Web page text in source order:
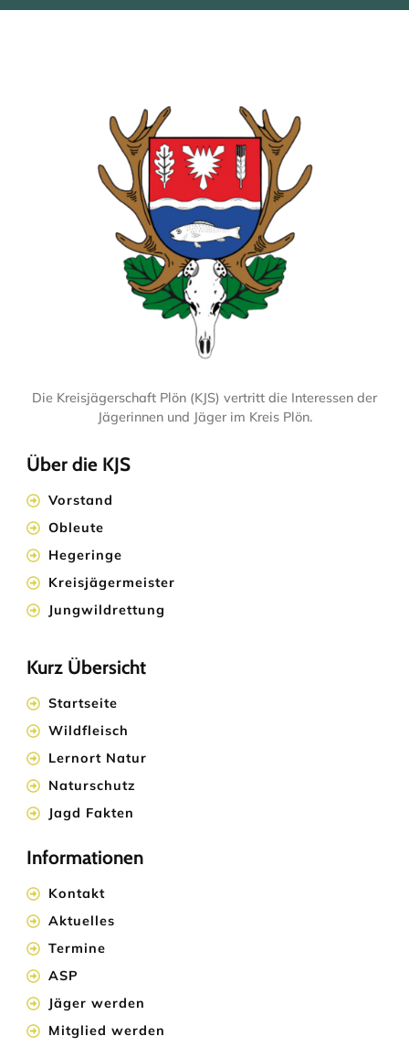
Die Kreisjägerschaft Plön (KJS) vertritt die Interessen der
Jägerinnen und Jäger im Kreis Plön.
Über die KJS
Vorstand
Obleute
Hegeringe
Kreisjägermeister
Jungwildrettung
Kurz Übersicht
Startseite
Wildfleisch
Lernort Natur
Naturschutz
Jagd Fakten
Informationen
Kontakt
Aktuelles
Termine
ASP
Jäger werden
Mitglied werden